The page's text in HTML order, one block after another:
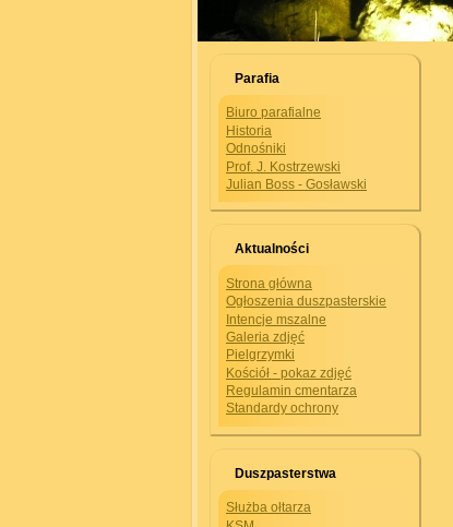
Parafia
Biuro parafialne
Historia
Odnośniki
Prof. J. Kostrzewski
Julian Boss - Gosławski
Aktualności
Strona główna
Ogłoszenia duszpasterskie
Intencje mszalne
Galeria zdjęć
Pielgrzymki
Kościół - pokaz zdjęć
Regulamin cmentarza
Standardy ochrony
Duszpasterstwa
Służba ołtarza